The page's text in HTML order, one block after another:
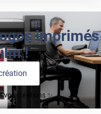
imprimés
!
vos créations ✨